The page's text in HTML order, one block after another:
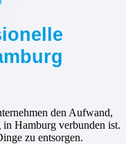
den Aufwand,
Hamburg verbunden ist.
zu entsorgen.